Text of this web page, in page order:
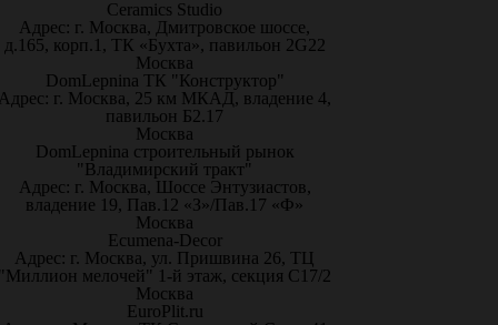
Ceramics Studio
Адрес: г. Москва, Дмитровское шоссе,
д.165, корп.1, ТК «Бухта», павильон 2G22
Москва
DomLepnina ТК "Конструктор"
г. Москва, 25 км МКАД, владение 4,
павильон Б2.17
Москва
DomLepnina строительный рынок
"Владимирский тракт"
Адрес: г. Москва, Шоссе Энтузиастов,
владение 19, Пав.12 «З»/Пав.17 «Ф»
Москва
Ecumena-Decor
Адрес: г. Москва, ул. Пришвина 26, ТЦ
мелочей" 1-й этаж, секция С17/2
Москва
EuroPlit.ru